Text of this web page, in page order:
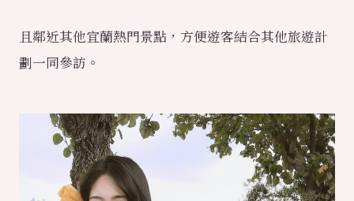
且鄰近其他宜蘭熱門景點，方便遊客結合其他旅遊計
劃一同參訪。